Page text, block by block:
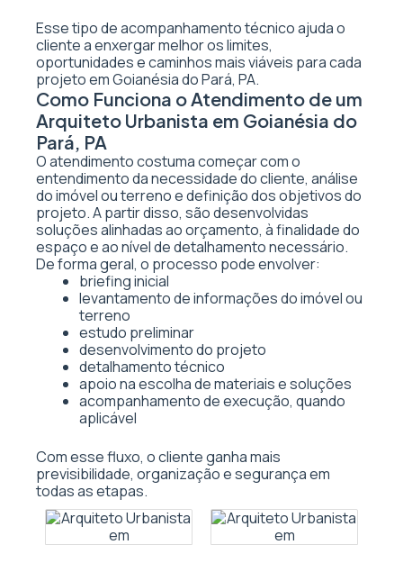
Esse tipo de acompanhamento técnico ajuda o
cliente a enxergar melhor os limites,
oportunidades e caminhos mais viáveis para cada
projeto em Goianésia do Pará, PA.
Como Funciona o Atendimento de um
Arquiteto Urbanista em Goianésia do
Pará, PA
O atendimento costuma começar com o
entendimento da necessidade do cliente, análise
do imóvel ou terreno e definição dos objetivos do
projeto. A partir disso, são desenvolvidas
soluções alinhadas ao orçamento, à finalidade do
espaço e ao nível de detalhamento necessário.
De forma geral, o processo pode envolver:
briefing inicial
levantamento de informações do imóvel ou
terreno
estudo preliminar
desenvolvimento do projeto
detalhamento técnico
apoio na escolha de materiais e soluções
acompanhamento de execução, quando
aplicável
Com esse fluxo, o cliente ganha mais
previsibilidade, organização e segurança em
todas as etapas.